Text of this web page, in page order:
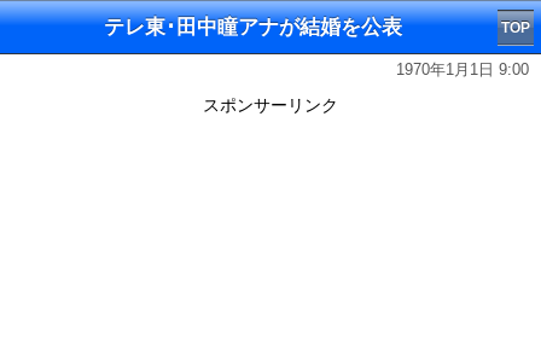
テレ東･田中瞳アナが結婚を公表 TOP
1970年1月1日 9:00
スポンサーリンク